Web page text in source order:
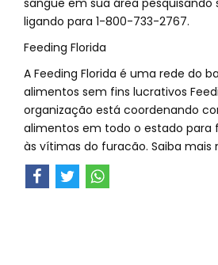
sangue em sua área pesquisando
ligando para 1-800-733-2767.
Feeding Florida
A Feeding Florida é uma rede do
alimentos sem fins lucrativos
organização está coordenando
alimentos em todo o estado para
às vítimas do furacão. Saiba mais